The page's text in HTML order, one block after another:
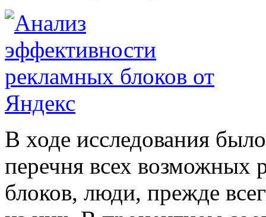
В ходе исследования
перечня всех возможных
блоков, люди, прежде